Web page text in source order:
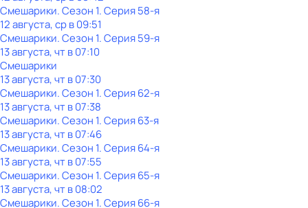
Смешарики. Сезон 1. Серия 58-я
12 августа, ср в 09:51
Смешарики. Сезон 1. Серия 59-я
13 августа, чт в 07:10
Смешарики
13 августа, чт в 07:30
Смешарики. Сезон 1. Серия 62-я
13 августа, чт в 07:38
Смешарики. Сезон 1. Серия 63-я
13 августа, чт в 07:46
Смешарики. Сезон 1. Серия 64-я
13 августа, чт в 07:55
Смешарики. Сезон 1. Серия 65-я
13 августа, чт в 08:02
Смешарики. Сезон 1. Серия 66-я